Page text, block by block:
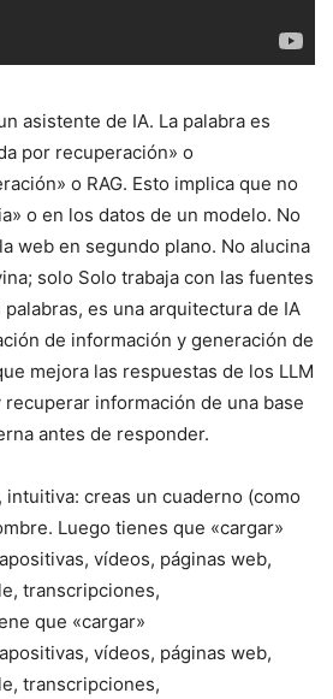
asistente de IA. La palabra es
por recuperación» o
o RAG. Esto implica que no
o en los datos de un modelo. No
web en segundo plano. No alucina
solo Solo trabaja con las fuentes
es una arquitectura de IA
de información y generación de
mejora las respuestas de los LLM
información de una base
antes de responder.
creas un cuaderno (como
Luego tienes que «cargar»
vídeos, páginas web,
transcripciones,
que «cargar»
vídeos, páginas web,
transcripciones,